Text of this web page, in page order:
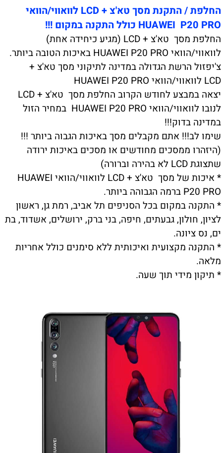
החלפת / התקנת מסך טא'צ + LCD לוואווי/הוואי
HUAWEI P20 PRO כולל התקנה במקום !!!
החלפת מסך טא'צ + LCD (מגיע כיחידה אחת)
לוואווי/הוואי HUAWEI P20 PRO באיכות הטובה ביותר.
צ'יפזול הרשת הגדולה במדינה לתיקוני מסך טא'צ +
LCD לוואווי/הוואי HUAWEI P20 PRO
יצאה במבצע לחודש הקרוב החלפת מסך טא'צ + LCD
לנובו לוואווי/הוואי HUAWEI P20 PRO במחיר הזול
במדינה בדוק!!!
שימו לב!!! אתם מקבלים מסך באיכות הגבוה ביותר !!!
(היזהרו ממסכים מחודשים או מסכים באיכות ירודה
שתצוגת LCD לא בהירה וברורה)
* איכות של מסך טא'צ + LCD לוואווי/הוואי HUAWEI
P20 PRO ברמה הגבוהה ביותר.
* התקנה במקום בכל הסניפים תל אביב, רמת גן, ראשון
לציון, חולון, גבעתים, חיפה, בני ברק, ירושלים, אשדוד, בת
ים, נס ציונה.
* התקנה מקצועית ואיכותית ללא סימנים כולל אחריות
מלאה.
* תיקון מידי תוך שעה.